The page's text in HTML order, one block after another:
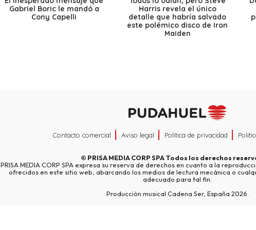
Gabriel Boric le mandó a
Cony Capelli
Harris revela el único
detalle que habría salvado
este polémico disco de Iron
Maiden
Contacto comercial Aviso legal Política de privacidad
© PRISA MEDIA CORP SPATodos los derechos
PRISA MEDIA CORP SPA expresa su reserva de derechos en cuanto a la
ofrecidos en este sitio web, abarcando los medios de lectura mecánica o
adecuado para tal fin.
Producción musical Cadena Ser, España 2026.